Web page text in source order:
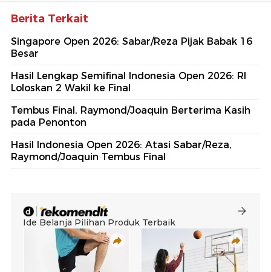
Berita Terkait
Singapore Open 2026: Sabar/Reza Pijak Babak 16
Besar
Hasil Lengkap Semifinal Indonesia Open 2026: RI
Loloskan 2 Wakil ke Final
Tembus Final, Raymond/Joaquin Berterima Kasih
pada Penonton
Hasil Indonesia Open 2026: Atasi Sabar/Reza,
Raymond/Joaquin Tembus Final